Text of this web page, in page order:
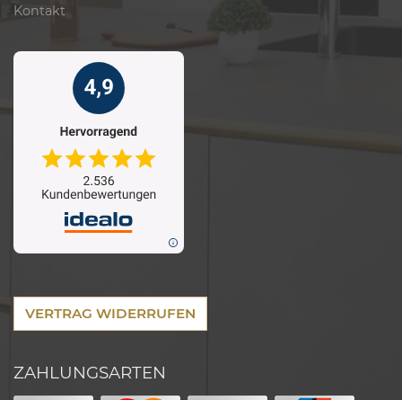
Kontakt
VERTRAG WIDERRUFEN
ZAHLUNGSARTEN